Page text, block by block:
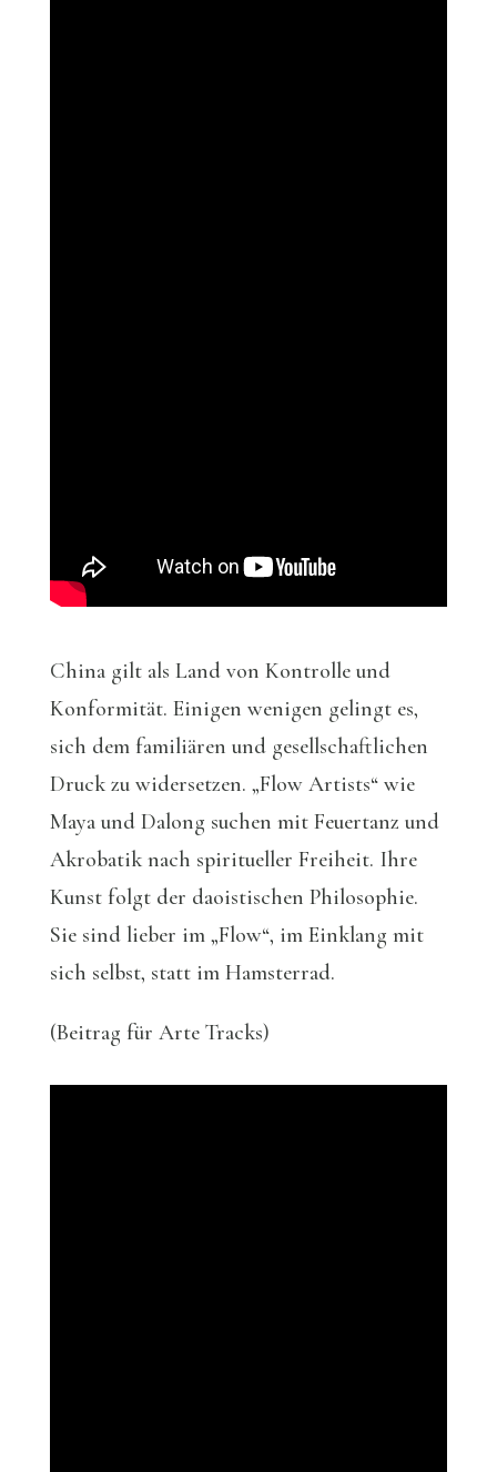
China gilt als Land von Kontrolle und
Konformität. Einigen wenigen gelingt es,
sich dem familiären und gesellschaftlichen
Druck zu widersetzen. „Flow Artists“ wie
Maya und Dalong suchen mit Feuertanz und
Akrobatik nach spiritueller Freiheit. Ihre
Kunst folgt der daoistischen Philosophie.
Sie sind lieber im „Flow“, im Einklang mit
sich selbst, statt im Hamsterrad.
(Beitrag für Arte Tracks)